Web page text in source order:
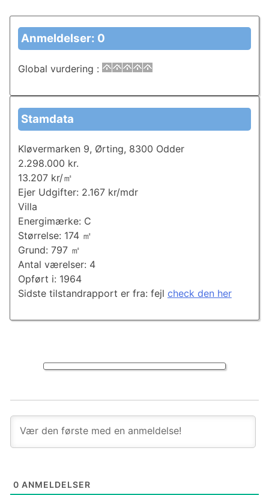
0 ANMELDELSER
Anmeldelser: 0
Global vurdering :
Stamdata
Kløvermarken 9, Ørting, 8300 Odder
2.298.000 kr.
13.207 kr/㎡
Ejer Udgifter: 2.167 kr/mdr
Villa
Energimærke: C
Størrelse: 174 ㎡
Grund: 797 ㎡
Antal værelser: 4
Opført i: 1964
Sidste tilstandrapport er fra: fejl check den her